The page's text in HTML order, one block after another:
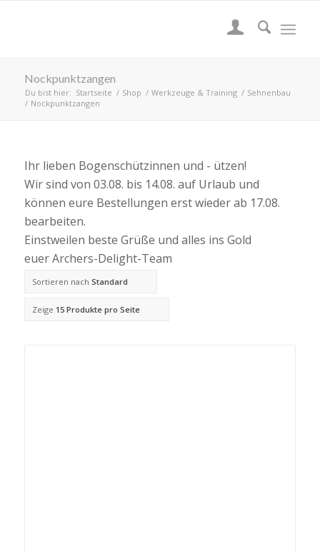
Nockpunktzangen
Du bist hier: Startseite / Shop / Werkzeuge & Training / Sehnenbau
/ Nockpunktzangen
Ihr lieben Bogenschützinnen und - ützen!
Wir sind von 03.08. bis 14.08. auf Urlaub und
können eure Bestellungen erst wieder ab 17.08.
bearbeiten.
Einstweilen beste Grüße und alles ins Gold
euer Archers-Delight-Team
Sortieren nach Standard
Zeige 15 Produkte pro Seite